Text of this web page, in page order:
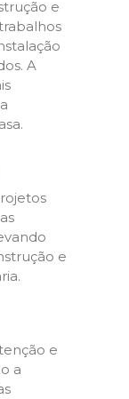
e
A
e
e
a